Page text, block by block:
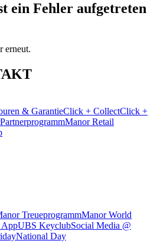
ein Fehler aufgetreten
erneut.
& GarantieClick + CollectClick +
PartnerprogrammManor Retail
TreueprogrammManor World
AppUBS KeyclubSocial Media @
National Day